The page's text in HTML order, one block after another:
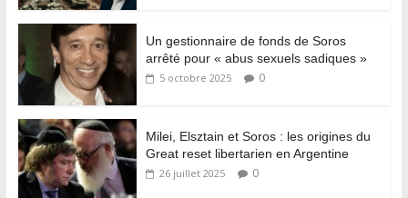
Un gestionnaire de fonds de Soros
arrêté pour « abus sexuels sadiques »
5 octobre 2025 0
Milei, Elsztain et Soros : les origines du
Great reset libertarien en Argentine
26 juillet 2025 0